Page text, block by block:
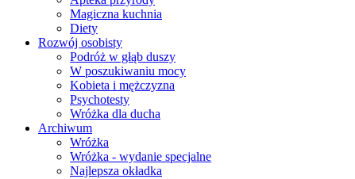
Magiczna kuchnia
Diety
Rozwój osobisty
Podróż w głąb duszy
W poszukiwaniu mocy
Kobieta i mężczyzna
Psychotesty
Wróżka dla ducha
Archiwum
Wróżka
Wróżka - wydanie specjalne
Najlepsza okładka